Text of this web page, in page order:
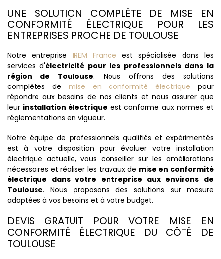
UNE SOLUTION COMPLÈTE DE MISE EN
CONFORMITÉ ÉLECTRIQUE POUR LES
ENTREPRISES PROCHE DE TOULOUSE
Notre entreprise IREM France est spécialisée dans les
services d'électricité pour les professionnels dans la
région de Toulouse. Nous offrons des solutions
complètes de mise en conformité électrique pour
répondre aux besoins de nos clients et nous assurer que
leur installation électrique est conforme aux normes et
réglementations en vigueur.
Notre équipe de professionnels qualifiés et expérimentés
est à votre disposition pour évaluer votre installation
électrique actuelle, vous conseiller sur les améliorations
nécessaires et réaliser les travaux de mise en conformité
électrique dans votre entreprise aux environs de
Toulouse. Nous proposons des solutions sur mesure
adaptées à vos besoins et à votre budget.
DEVIS GRATUIT POUR VOTRE MISE EN
CONFORMITÉ ÉLECTRIQUE DU CÔTÉ DE
TOULOUSE